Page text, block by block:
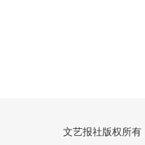
文艺报社版权所有 |